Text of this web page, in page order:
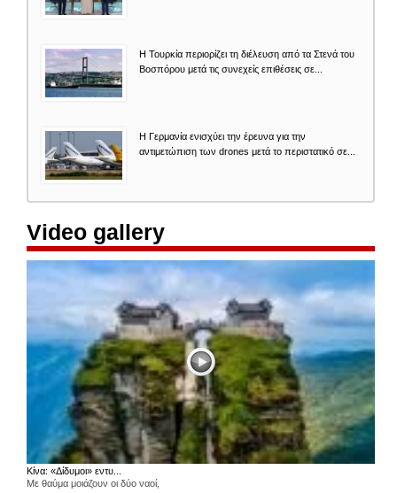
Η Τουρκία περιορίζει τη διέλευση από τα Στενά του
Βοσπόρου μετά τις συνεχείς επιθέσεις σε...
Η Γερμανία ενισχύει την έρευνα για την
αντιμετώπιση των drones μετά το περιστατικό σε...
Video gallery
Κίνα: «Δίδυμοι» εντυ...
Με θαύμα μοιάζουν οι δύο ναοί,